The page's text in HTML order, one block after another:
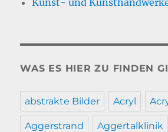
WAS ES HIER ZU FINDEN
abstrakte Bilder Acryl
Aggerstrand Aggertalklinik